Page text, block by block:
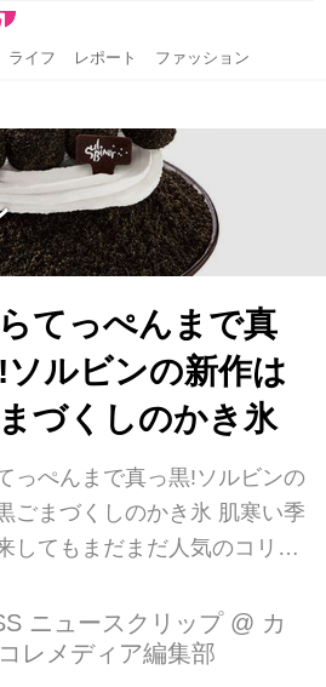
ライフ レポート ファッション
てっぺんまで真
ソルビンの新作は
づくしのかき氷
っぺんまで真っ黒!ソルビンの
ごまづくしのかき氷 肌寒い季
してもまだまだ人気のコリア
トカフェ「SULBING(ソルビ
韓国でも話題の新メニューが
場! 黒ごまをふんだんに使用
ニュースクリップ @ カ
レメディア編集部